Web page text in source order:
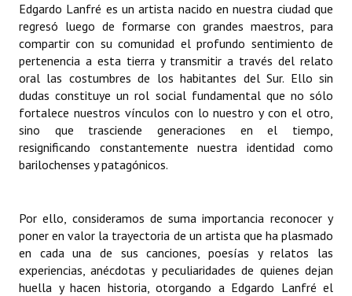
Edgardo Lanfré es un artista nacido en nuestra ciudad que
regresó luego de formarse con grandes maestros, para
compartir con su comunidad el profundo sentimiento de
pertenencia a esta tierra y transmitir a través del relato
oral las costumbres de los habitantes del Sur. Ello sin
dudas constituye un rol social fundamental que no sólo
fortalece nuestros vínculos con lo nuestro y con el otro,
sino que trasciende generaciones en el tiempo,
resignificando constantemente nuestra identidad como
barilochenses y patagónicos.
Por ello, consideramos de suma importancia reconocer y
poner en valor la trayectoria de un artista que ha plasmado
en cada una de sus canciones, poesías y relatos las
experiencias, anécdotas y peculiaridades de quienes dejan
huella y hacen historia, otorgando a Edgardo Lanfré el